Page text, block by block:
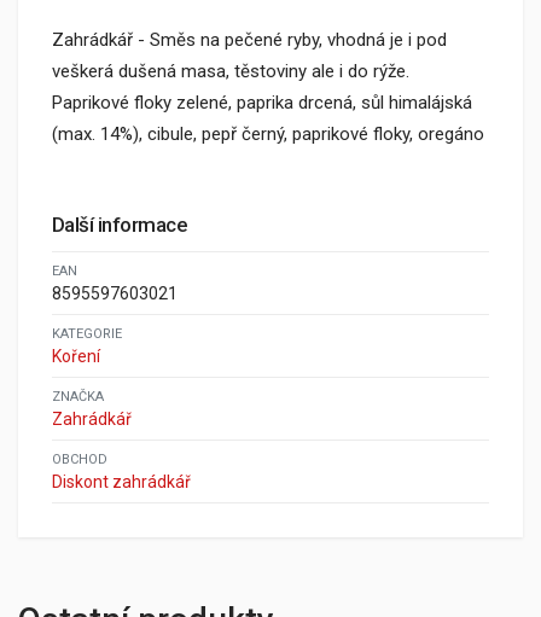
Zahrádkář - Směs na pečené ryby, vhodná je i pod
veškerá dušená masa, těstoviny ale i do rýže.
Paprikové floky zelené, paprika drcená, sůl himalájská
(max. 14%), cibule, pepř černý, paprikové floky, oregáno
Další informace
EAN
8595597603021
KATEGORIE
Koření
ZNAČKA
Zahrádkář
OBCHOD
Diskont zahrádkář